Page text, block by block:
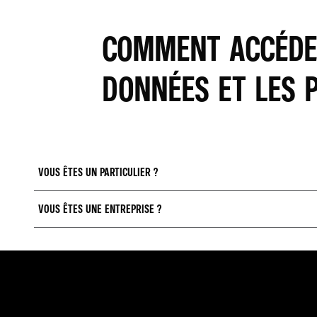
COMMENT
DONNÉES ET LES
VOUS ÊTES UN PARTICULIER ?
1
MYALPINE
2
VOUS ÊTES UNE ENTREPRISE ?
POUR CONNAÎTRE LES MODALITÉS D’ACCÈS ET DE